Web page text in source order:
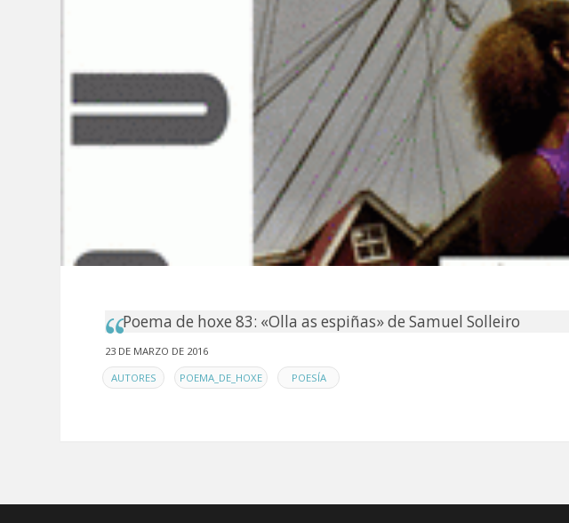
Poema de hoxe 83: «Olla as espiñas» de Samuel Solleiro
23 DE MARZO DE 2016
EN AUTORES POEMA_DE_HOXE POESÍA